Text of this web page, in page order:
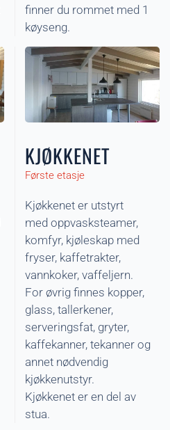
finner du rommet med 1
køyseng.
KJØKKENET
Første etasje
Kjøkkenet er utstyrt
med oppvasksteamer,
komfyr, kjøleskap med
fryser, kaffetrakter,
vannkoker, vaffeljern.
For øvrig finnes kopper,
glass, tallerkener,
serveringsfat, gryter,
kaffekanner, tekanner og
annet nødvendig
kjøkkenutstyr.
Kjøkkenet er en del av
stua.